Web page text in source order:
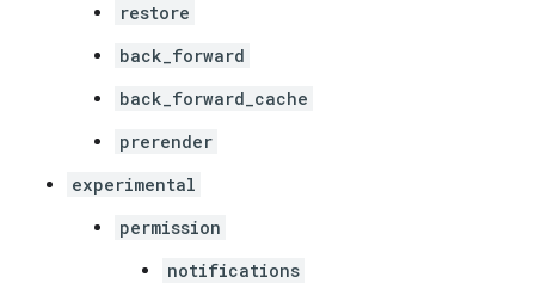
restore
back_forward
back_forward_cache
prerender
experimental
permission
notifications